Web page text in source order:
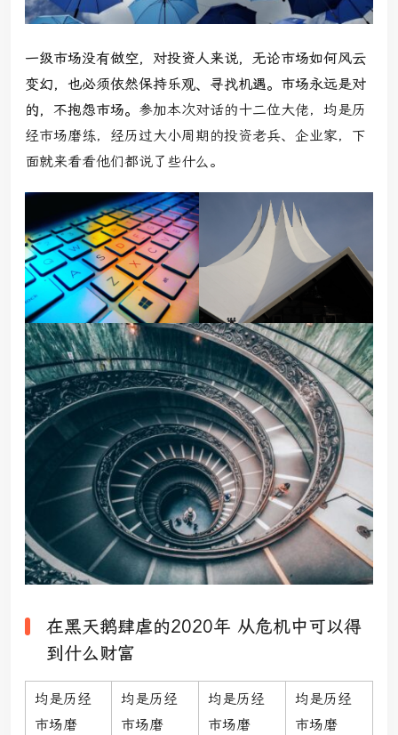
一级市场没有做空，对投资人来说，无论市场如何风云
变幻，也必须依然保持乐观、寻找机遇。市场永远是对
的，不抱怨市场。 参加本次对话的十二位大佬，均是历
经市场磨练，经历过大小周期的投资老兵、企业家，下
面就来看看他们都说了些什么。
在黑天鹅肆虐的2020年 从危机中可以得
到什么财富
均是历经
市场磨
均是历经
市场磨
均是历经
市场磨
均是历经
市场磨